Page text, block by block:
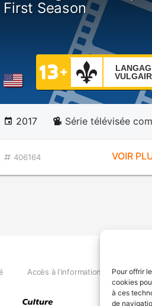
Pour offrir
cookies
à ces
de
First Season
2017 Série télévisée
406164 VOIR
Accès à l'information